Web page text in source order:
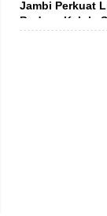
Jambi Perkuat
Budaya Kelola